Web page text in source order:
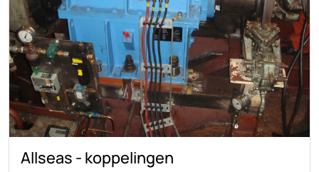
Allseas - koppelingen